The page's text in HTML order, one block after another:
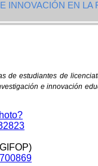
INNOVACIÓN EN LA
de estudiantes de
e innovación